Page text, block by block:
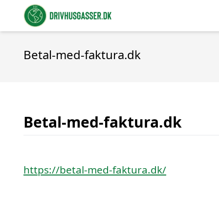
Betal-med-faktura.dk
Betal-med-faktura.dk
https://betal-med-faktura.dk/